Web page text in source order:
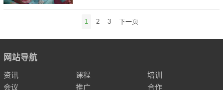
导
航
1 2 3 下一页
网站导航
资讯 课程
培训
会议
推广 合作